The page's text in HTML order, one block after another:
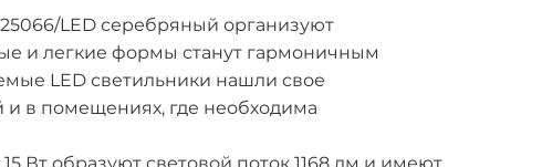
LED серебряный организуют
и легкие формы станут гармоничным
LED светильники нашли свое
и в помещениях, где необходима